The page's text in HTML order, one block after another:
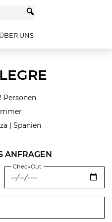
ÜBER UNS
Personen
| Spanien
ANFRAGEN
CheckOut